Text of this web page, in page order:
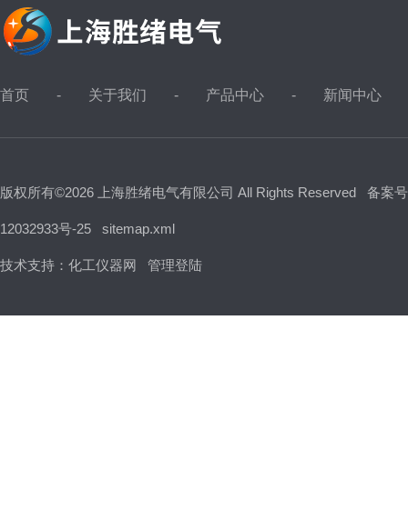
首页 关于我们 产品中心 新闻中心
版权所有©2026 上海胜绪电气有限公司 All Rights Reserved 备案
12032933号-25 sitemap.xml
技术支持： 化工仪器网 管理登陆